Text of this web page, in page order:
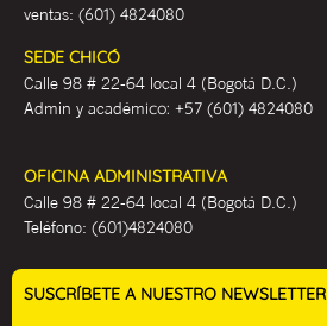
ventas: (601) 4824080
SEDE CHICÓ
Calle 98 # 22-64 local 4 (Bogotá D.C.)
Admin y académico: +57 (601) 4824080
OFICINA ADMINISTRATIVA
Calle 98 # 22-64 local 4 (Bogotá D.C.)
Teléfono: (601)4824080
SUSCRÍBETE A NUESTRO NEWSLETTER